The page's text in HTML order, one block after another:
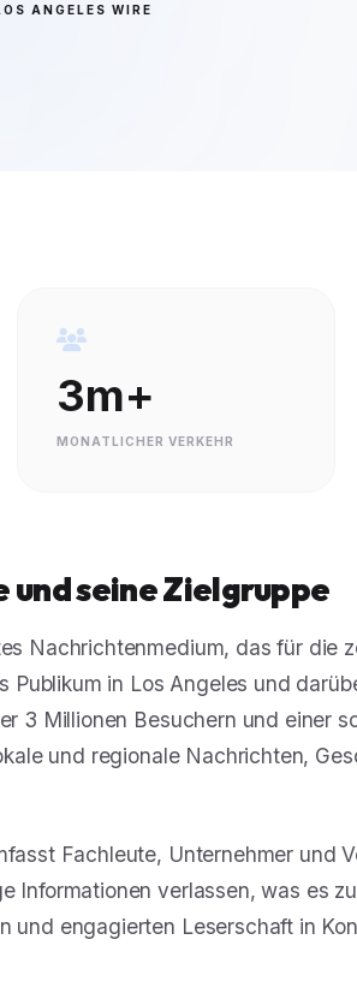
ANGELES WIRE
3m+
MONATLICHER VERKEHR
und seine Zielgruppe
Nachrichtenmedium, das für die
in Los Angeles und
3 Millionen Besuchern und einer
und regionale Nachrichten,
Fachleute, Unternehmer und
Informationen verlassen, was es
und engagierten Leserschaft in